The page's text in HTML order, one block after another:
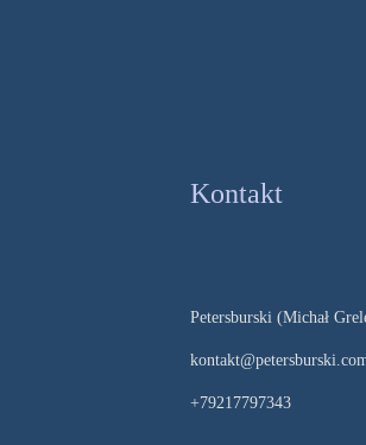
Kontakt
Petersburski (Michał
+79217797343